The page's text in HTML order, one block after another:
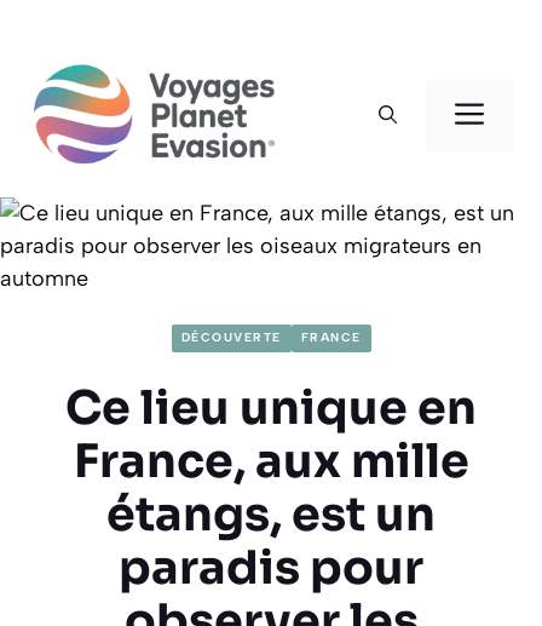
contenu
DÉCOUVERTE FRANCE
Ce lieu unique en
France, aux mille
étangs, est un
paradis pour